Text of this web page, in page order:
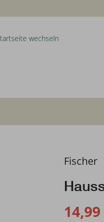
Fischer
14,99